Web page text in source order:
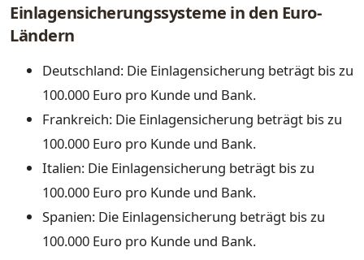
Einlagensicherungssysteme in den Euro-
Ländern
Deutschland: Die Einlagensicherung beträgt bis zu
100.000 Euro pro Kunde und Bank.
Frankreich: Die Einlagensicherung beträgt bis zu
100.000 Euro pro Kunde und Bank.
Italien: Die Einlagensicherung beträgt bis zu
100.000 Euro pro Kunde und Bank.
Spanien: Die Einlagensicherung beträgt bis zu
100.000 Euro pro Kunde und Bank.